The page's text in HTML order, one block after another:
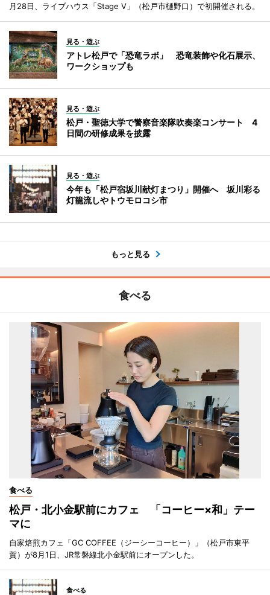
月28日、ライブハウス「Stage V」（松戸市樋野口）で初開催される。
見る・遊ぶ
アトレ松戸で「恐竜ラボ」 恐竜装飾や化石展示、
ワークショップも
見る・遊ぶ
松戸・聖徳大学で警察音楽隊吹奏楽コンサート 4
日間の研修成果を披露
見る・遊ぶ
今年も「松戸宿坂川献灯まつり」開催へ 坂川彩る
灯籠流しやトウモロコシ市
もっと見る
食べる
食べる
松戸・北小金駅前にカフェ 「コーヒー×和」テー
マに
自家焙煎カフェ「GC COFFEE（ジーシーコーヒー）」（松戸市東平
賀）が8月1日、JR常磐線北小金駅前にオープンした。
食べる